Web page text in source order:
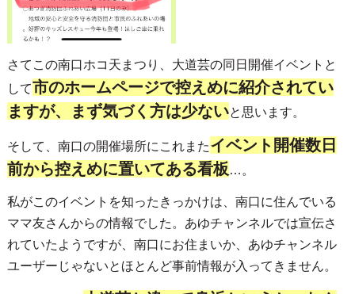
さてこの南口ホコ天まつり、大道芸の同日開催イベントと
して市のホームページで控えめに紹介されてい
ますが、まず気づく方は少ないと思います。
そして、南口の開催場所にこれまたイベント開催数日
前から控えめに置いてある看板 …。
私がこのイベントを知ったきっかけは、南口に住んでいる
ママ友さんからの情報でした。あゆチャンネルでは宣伝さ
れていたようですが、南口にお住まいか、あゆチャンネル
ユーザーじゃないとほとんど事前情報が入ってきません。